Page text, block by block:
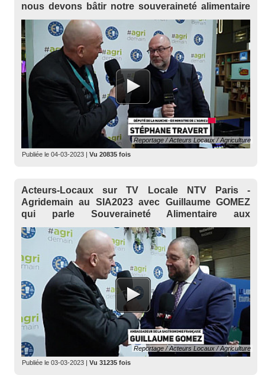
nous devons bâtir notre souveraineté alimentaire
ensemble
Reportage / Acteurs Locaux / Agriculture
Publiée le 04-03-2023 | Vu 20835 fois
Acteurs-Locaux sur TV Locale NTV Paris -
Agridemain au SIA2023 avec Guillaume GOMEZ
qui parle Souveraineté Alimentaire aux
ConsomActeurs
Reportage / Acteurs Locaux / Agriculture
Publiée le 03-03-2023 | Vu 31235 fois